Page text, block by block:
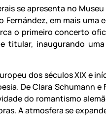
se apresenta no Museu
Fernández, em mais uma
o primeiro concerto
titular, inaugurando uma
dos séculos XIX e
De Clara Schumann e
do romantismo
A atmosfera se